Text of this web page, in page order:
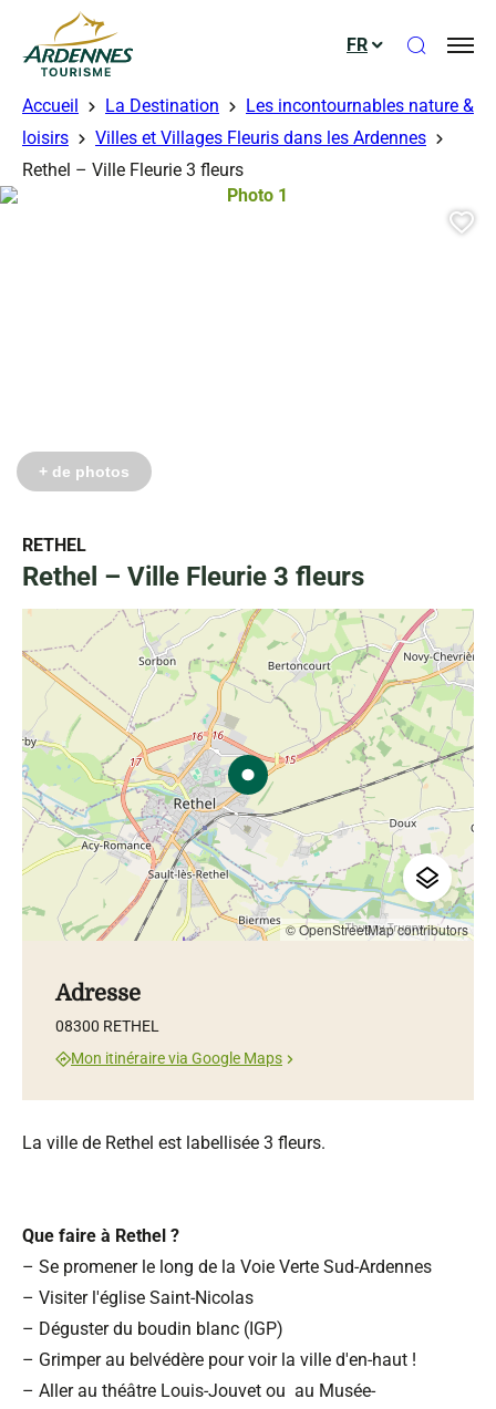
ADT des Ardennes
FR Ouvrir
Accueil La Destination
Les incontournables nature &
loisirs
Villes et Villages Fleuris dans les Ardennes
Rethel – Ville Fleurie 3 fleurs
RETHEL
Rethel – Ville Fleurie 3 fleurs
Photo 1, © Droits gérés – Mairie de
+ de photos
La ville de Rethel est labellisée 3 fleurs.
Que faire à Rethel ?
– Se promener le long de la Voie Verte Sud-Ardennes
– Visiter l'église Saint-Nicolas
– Déguster du boudin blanc (IGP)
– Grimper au belvédère pour voir la ville d'en-haut !
– Aller au théâtre Louis-Jouvet ou au Musée-
© OpenStreetMap contributors
Adresse
08300 RETHEL
Mon itinéraire via Google Maps